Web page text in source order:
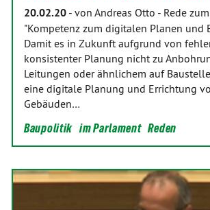
20.02.20 - von Andreas Otto - Rede
"Kompetenz zum digitalen Planen und
Damit es in Zukunft aufgrund von
konsistenter Planung nicht zu
Leitungen oder ähnlichem auf
eine digitale Planung und Errichtung
Gebäuden…
Baupolitik im Parlament Reden